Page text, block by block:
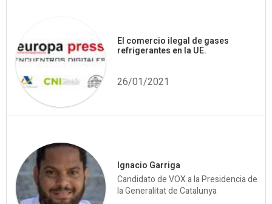
El comercio ilegal de gases
refrigerantes en la UE.
26/01/2021
Ignacio Garriga
Candidato de VOX a la Presidencia de
la Generalitat de Catalunya